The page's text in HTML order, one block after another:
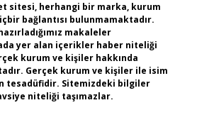
sitesi, herhangi bir marka, kurum
bağlantısı bulunmamaktadır.
makaleler
yer alan içerikler haber niteliği
kurum ve kişiler hakkında
Gerçek kurum ve kişiler ile isim
tesadüfidir. Sitemizdeki bilgiler
niteliği taşımazlar.